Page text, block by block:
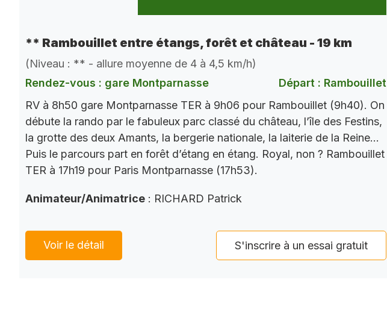
** Rambouillet entre étangs, forêt et château - 19 km
(Niveau : ** - allure moyenne de 4 à 4,5 km/h)
Rendez-vous : gare Montparnasse
Départ : Rambouillet
RV à 8h50 gare Montparnasse TER à 9h06 pour Rambouillet (9h40). On
débute la rando par le fabuleux parc classé du château, l’île des Festins,
la grotte des deux Amants, la bergerie nationale, la laiterie de la Reine…
Puis le parcours part en forêt d’étang en étang. Royal, non ? Rambouillet
TER à 17h19 pour Paris Montparnasse (17h53).
Animateur/Animatrice : RICHARD Patrick
Voir le détail S'inscrire à un essai gratuit